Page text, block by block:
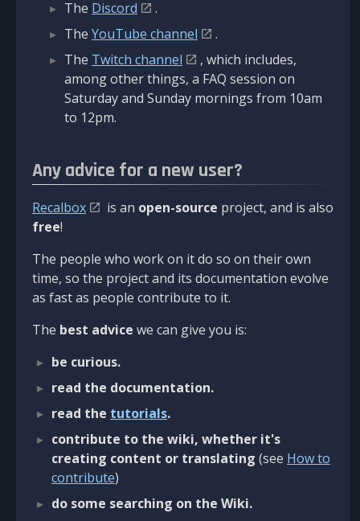
The Discord
.
The YouTube channel
.
The Twitch channel
, which includes,
among other things, a FAQ session on
Saturday and Sunday mornings from 10am
to 12pm.
Any advice for a new user?
Recalbox is an open-source project, and is also
free!
The people who work on it do so on their own
time, so the project and its documentation evolve
as fast as people contribute to it.
The best advice we can give you is:
be curious.
read the documentation.
read the tutorials.
contribute to the wiki, whether it's
creating content or translating (see How to
contribute)
do some searching on the Wiki.